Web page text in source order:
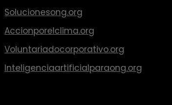
Solucionesong.org
Accionporelclima.org
Voluntariadocorporativo.org
Inteligenciaartificialparaong.org